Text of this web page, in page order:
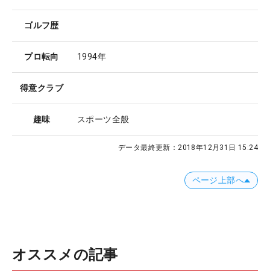
ゴルフ歴
プロ転向 1994年
得意クラブ
趣味 スポーツ全般
データ最終更新：2018年12月31日 15:24
ページ上部へ
オススメの記事